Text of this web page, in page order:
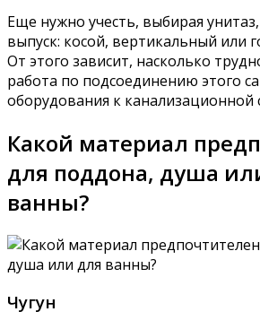
Еще нужно учесть, выбирая
выпуск: косой, вертикальный или
От этого зависит, насколько
работа по подсоединению этого
оборудования к канализационной
Какой материал
для поддона, душа
ванны?
Чугун